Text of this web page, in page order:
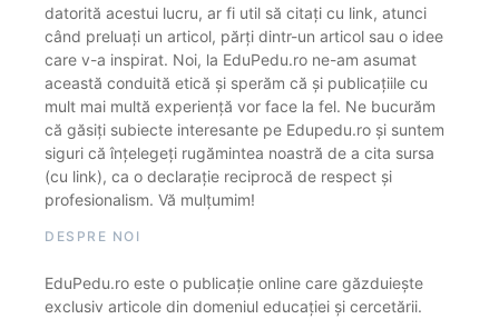
datorită acestui lucru, ar fi util să citați cu link, atunci
când preluați un articol, părți dintr-un articol sau o idee
care v-a inspirat. Noi, la EduPedu.ro ne-am asumat
această conduită etică și sperăm că și publicațiile cu
mult mai multă experiență vor face la fel. Ne bucurăm
că găsiți subiecte interesante pe Edupedu.ro și suntem
siguri că înțelegeți rugămintea noastră de a cita sursa
(cu link), ca o declarație reciprocă de respect și
profesionalism. Vă mulțumim!
DESPRE NOI
EduPedu.ro este o publicație online care găzduiește
exclusiv articole din domeniul educației și cercetării.